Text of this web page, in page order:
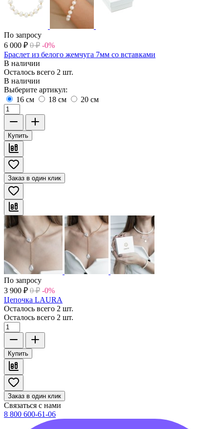
По запросу
6 000 ₽ 0 ₽ -0%
Браслет из белого жемчуга 7мм со вставками
В наличии
Осталось всего 2 шт.
В наличии
Выберите артикул:
16 см
18 см 20 см
Купить
Заказ в один клик
По запросу
3 900 ₽ 0 ₽ -0%
Цепочка LAURA
Осталось всего 2 шт.
Осталось всего 2 шт.
Купить
Заказ в один клик
Связаться с нами
8 800 600-61-06